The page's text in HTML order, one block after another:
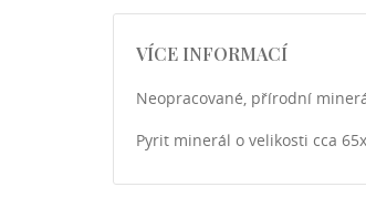
VÍCE INFORMACÍ
Neopracované, přírodní
Pyrit minerál o velikosti cca